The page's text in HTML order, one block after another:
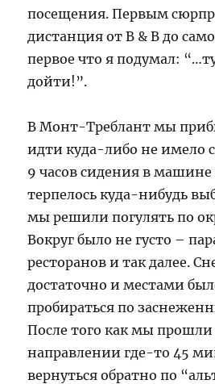
посещения. Первым
дистанция от B & B до
первое что я подумал:
дойти!”.
В Монт-Треблант мы
идти куда-либо не имело
9 часов сидения в машине
терпелось куда-нибудь
мы решили погулять по
Вокруг было не густо –
ресторанов и так далее.
достаточно и местами
пробираться по
После того как мы
направлении где-то 45
вернуться обратно по